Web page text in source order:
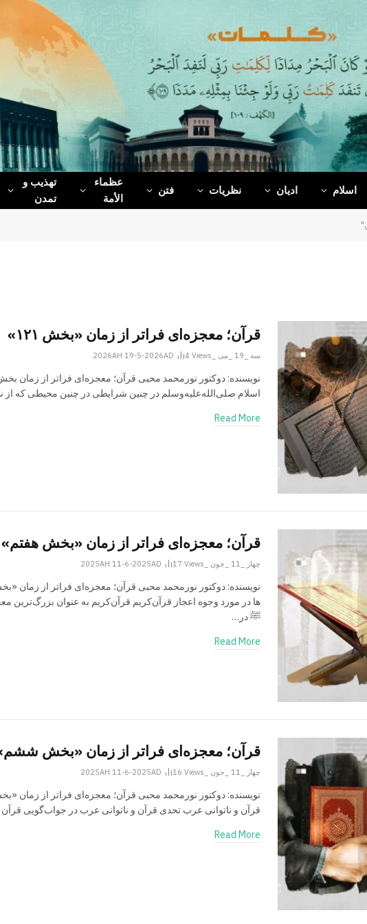
اسلام ادیان نظریات فتن
عظماء‌
الأمة
تهذیب و
تمدن
قرآن؛ معجزه‌ای فراتر از زمان «بخش ۱۲۱»
سه _19 _می _2026AH 19-5-2026AD 4Views
اسلام صلی‌الله‌علیه‌وسلم در چنین شرایطی در چنین محیطی که
Read More
قرآن؛ معجزه‌ای فراتر از زمان «بخش هفتم»
چهار _11 _جون _2025AH 11-6-2025AD 17Views
ها در مورد وجوه اعجاز قرآن‌کریم قرآن‌کریم به عنوان بزرگ‌ترین
ﷺ در…
Read More
قرآن؛ معجزه‌ای فراتر از زمان «بخش
چهار _11 _جون _2025AH 11-6-2025AD 16Views
نویسنده: دوکتور نورمحمد محبی قرآن؛ معجزه‌ای فراتر از زمان
قرآن و ناتوانی عرب تحدی قرآن و ناتوانی عرب در جواب‌گویی قرآن
Read More